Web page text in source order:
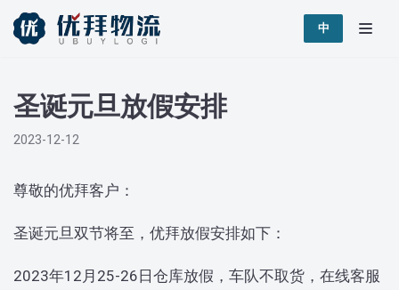
跳
至
文
中
圣诞元旦放假安排
2023-12-12
尊敬的优拜客户：
圣诞元旦双节将至，优拜放假安排如下：
2023年12月25-26日仓库放假，车队不取货，在线客服